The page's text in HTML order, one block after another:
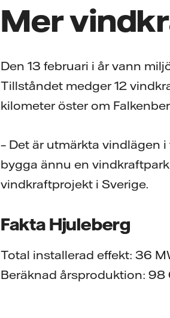
Mer
Den 13 februari i år vann
Tillståndet medger 12
kilometer öster om
– Det är utmärkta vindlägen
bygga ännu en
vindkraftprojekt i Sverige.
Fakta Hjuleberg
Total installerad effekt: 36
Beräknad årsproduktion: 98